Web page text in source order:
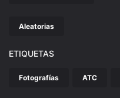
Aleatorias
ETIQUETAS
Fotografías ATC